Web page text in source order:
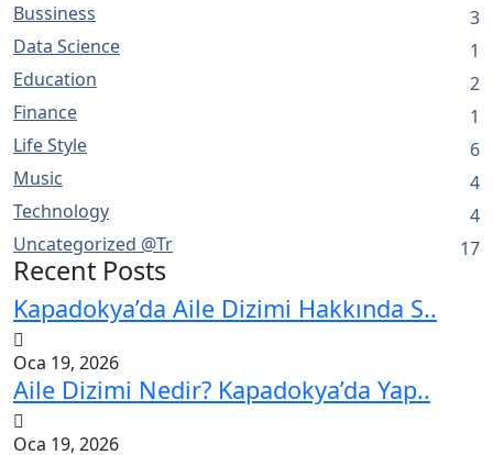
Bussiness
3
Data Science
1
Education
2
Finance
1
Life Style
6
Music
4
Technology
4
Uncategorized @tr
17
Recent Posts
Kapadokya’da Aile Dizimi Hakkında S..
Oca 19, 2026
Aile Dizimi Nedir? Kapadokya’da Yap..
Oca 19, 2026